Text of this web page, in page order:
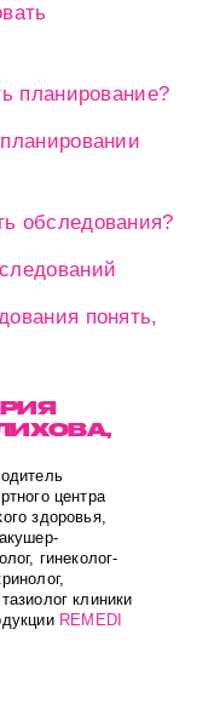
планирование?
обследования?
понять,
центра
здоровья,
гинеколог-
клиники
REMEDI